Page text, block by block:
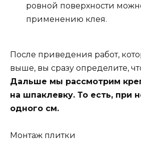
ровной поверхности
применению клея.
После приведения работ,
выше, вы сразу определите,
Дальше мы рассмотрим
на шпаклевку. То есть, при
одного см.
Монтаж плитки